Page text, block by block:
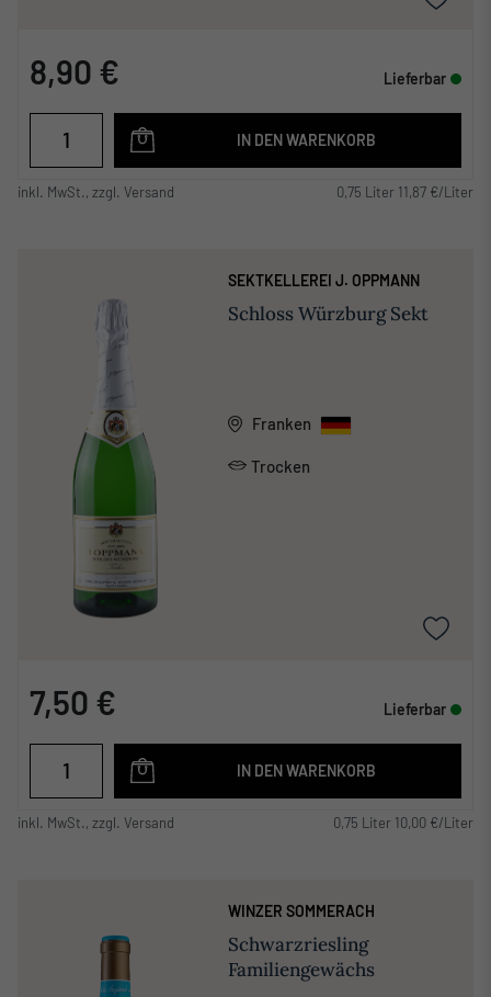
8,90 € Lieferbar
IN DEN WARENKORB
inkl. MwSt., zzgl. Versand 0,75 Liter 11,87 €/Liter
SEKTKELLEREI J. OPPMANN
Schloss Würzburg Sekt
Franken
Trocken
7,50 € Lieferbar
IN DEN WARENKORB
inkl. MwSt., zzgl. Versand 0,75 Liter 10,00 €/Liter
WINZER SOMMERACH
Schwarzriesling
Familiengewächs